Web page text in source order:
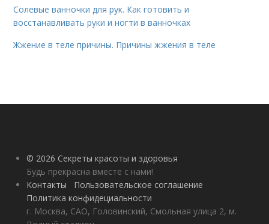
Солевые ванночки для рук. Как готовить и
восстанавливать руки и ногти в ванночках
Жжение в теле причины. Причины жжения в теле
© 2026 Секреты красоты и здоровья
Будь прекрасна вместе с нами!
Контакты
Пользовательское соглашение
Политика конфидециальности
г. Москва, САО, Головинский, Смольная улица 2, м.